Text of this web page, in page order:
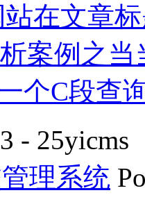
站在文章
案例之
个C段查
-
理系统